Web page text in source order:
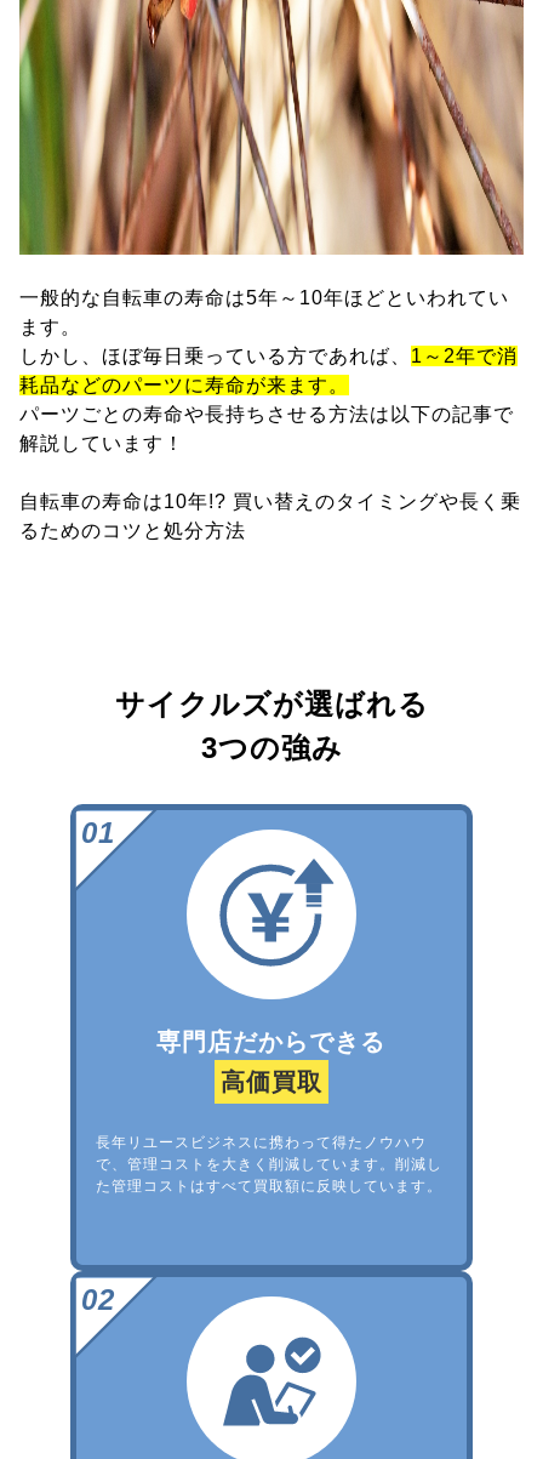
一般的な自転車の寿命は5年～10年ほどといわれてい
ます。
しかし、ほぼ毎日乗っている方であれば、 1～2年で消
耗品などのパーツに寿命が来ます。
パーツごとの寿命や長持ちさせる方法は以下の記事で
解説しています！
自転車の寿命は10年!? 買い替えのタイミングや長く乗
るためのコツと処分方法
サイクルズが選ばれる
3つの強み
専門店だからできる
高価買取
長年リユースビジネスに携わって得たノウハウ
で、管理コストを大きく削減しています。削減し
た管理コストはすべて買取額に反映しています。